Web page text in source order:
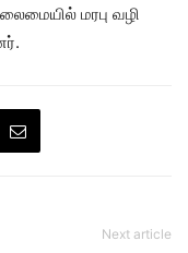
மரபு வழி
Next article